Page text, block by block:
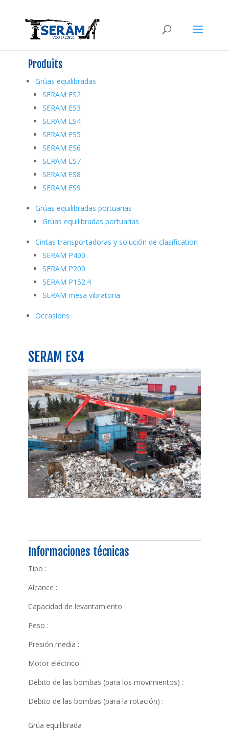
Produits
Grúas equilibradas
SERAM ES2
SERAM ES3
SERAM ES4
SERAM ES5
SERAM ES6
SERAM ES7
SERAM ES8
SERAM ES9
Grúas equilibradas portuarias
Grúas equilibradas portuarias
Cintas transportadoras y solución de clasification
SERAM P400
SERAM P200
SERAM P152.4
SERAM mesa vibratoria
Occasions
SERAM ES4
Informaciones técnicas
Tipo :
Alcance :
Capacidad de levantamiento :
Peso :
Presión media :
Motor eléctrico :
Debito de las bombas (para los movimientos) :
Debito de las bombas (para la rotación) :
Grúa equilibrada